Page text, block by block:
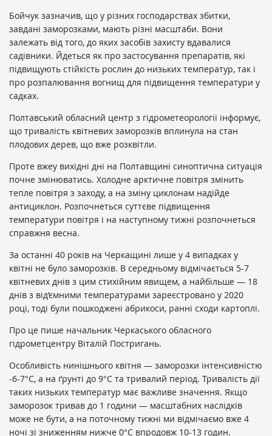
Бойчук зазначив, що у різних господарствах збитки,
завдані заморозками, мають різні масштаби. Вони
залежать від того, до яких засобів захисту вдавалися
садівники. Йдеться як про застосування препаратів, які
підвищують стійкість рослин до низьких температур, так і
про розпалювання вогнищ для підвищення температури у
садках.
Полтавський обласний центр з гідрометеорології інформує,
що тривалість квітневих заморозків вплинула на стан
плодових дерев, що вже розквітли.
Проте вжеу вихідні дні на Полтавщині синоптична ситуація
почне змінюватись. Холодне арктичне повітря змінить
тепле повітря з заходу, а на зміну циклонам надійде
антициклон. Розпочнеться суттєве підвищення
температури повітря і на наступному тижні розпочнеться
справжня весна.
За останні 40 років на Черкащині лише у 4 випадках у
квітні не було заморозків. В середньому відмічається 5-7
квітневих днів з цим стихійним явищем, а найбільше — 18
днів з від’ємними температурами зареєстровано у 2020
році, тоді були пошкоджені абрикоси, ранні сходи картоплі.
Про це пише начальник Черкаського обласного
гідрометцентру Віталій Постригань.
Особливість нинішнього квітня — заморозки інтенсивністю
-6-7°С, а на ґрунті до 9°С та тривалий період. Тривалість дії
таких низьких температур має важливе значення. Якщо
заморозок тривав до 1 години — масштабних наслідків
може не бути, а на поточному тижні ми відмічаємо вже 4
ночі зі зниженням нижче 0°С впродовж 10-13 годин.